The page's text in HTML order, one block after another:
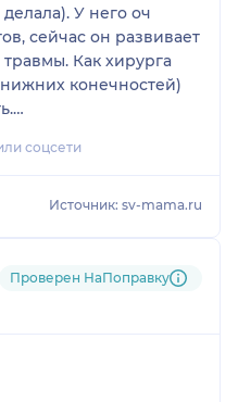
У него оч
сейчас он развивает
Как хирурга
конечностей)
собственной
соцсети
Источник: sv-mama.ru
Проверен НаПоправку